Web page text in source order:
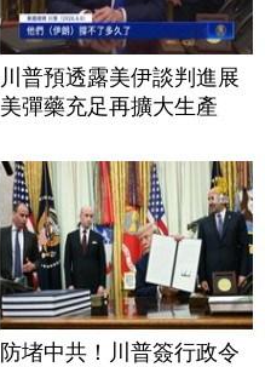
川普預透露美伊談判進展
美彈藥充足再擴大生產
防堵中共！川普簽行政令